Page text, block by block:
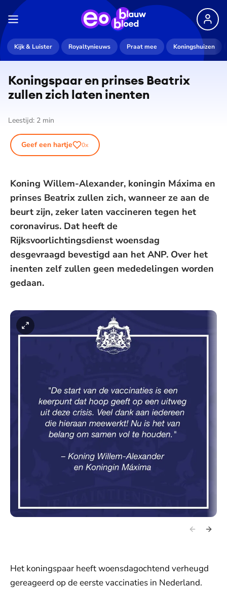
Kijk & Luister Royaltynieuws Praat mee Koningshuizen
Koningspaar en prinses Beatrix
zullen zich laten inenten
Leestijd: 2 min
Geef een hartje 0x
Koning Willem-Alexander, koningin Máxima en
prinses Beatrix zullen zich, wanneer ze aan de
beurt zijn, zeker laten vaccineren tegen het
coronavirus. Dat heeft de
Rijksvoorlichtingsdienst woensdag
desgevraagd bevestigd aan het ANP. Over het
inenten zelf zullen geen mededelingen worden
gedaan.
Het koningspaar heeft woensdagochtend verheugd
gereageerd op de eerste vaccinaties in Nederland.